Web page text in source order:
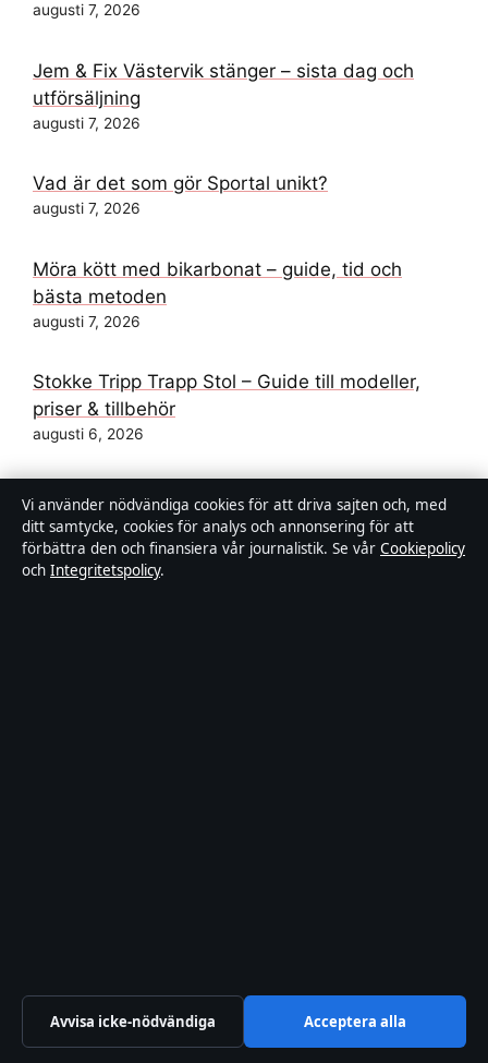
augusti 7, 2026
Jem & Fix Västervik stänger – sista dag och
utförsäljning
augusti 7, 2026
Vad är det som gör Sportal unikt?
augusti 7, 2026
Möra kött med bikarbonat – guide, tid och
bästa metoden
augusti 7, 2026
Stokke Tripp Trapp Stol – Guide till modeller,
priser & tillbehör
augusti 6, 2026
STs a-kassa: logga in, avgift & ersättning 2024–
2025
augusti 6, 2026
Samhälle & reglering
Vi använder nödvändiga cookies för att driva sajten och, med
ditt samtycke, cookies för analys och annonsering för att
förbättra den och finansiera vår journalistik. Se vår Cookiepolicy
och Integritetspolicy.
Avvisa icke-nödvändiga Acceptera alla